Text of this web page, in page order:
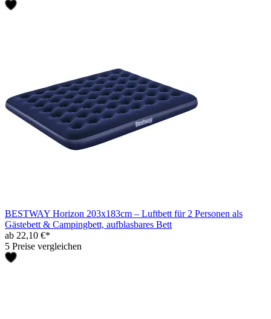
BESTWAY Horizon 203x183cm – Luftbett für 2 Personen als
Gästebett & Campingbett, aufblasbares Bett
ab 22,10 €*
5 Preise vergleichen